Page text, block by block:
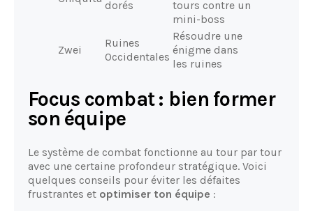
dorés
tours contre un
mini-boss
Zwei
Ruines
Occidentales
Résoudre une
énigme dans
les ruines
Focus combat : bien former
son équipe
Le système de combat fonctionne au tour par tour
avec une certaine profondeur stratégique. Voici
quelques conseils pour éviter les défaites
frustrantes et optimiser ton équipe :